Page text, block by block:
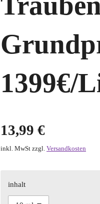
1399€/
13,99 €
inkl. MwSt zzgl. Versandkosten
inhalt